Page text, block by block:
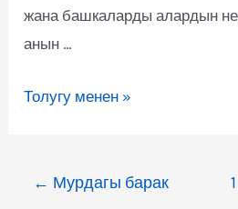
жана башкаларды алардын
анын …
Толугу менен »
← Мурдагы барак 1